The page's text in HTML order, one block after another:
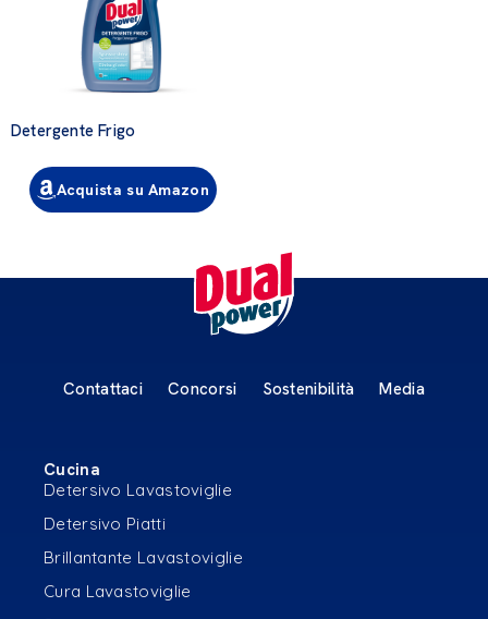
Detergente Frigo
Acquista su Amazon
Contattaci Concorsi Sostenibilità Media
Cucina
Detersivo Lavastoviglie
Detersivo Piatti
Brillantante Lavastoviglie
Cura Lavastoviglie